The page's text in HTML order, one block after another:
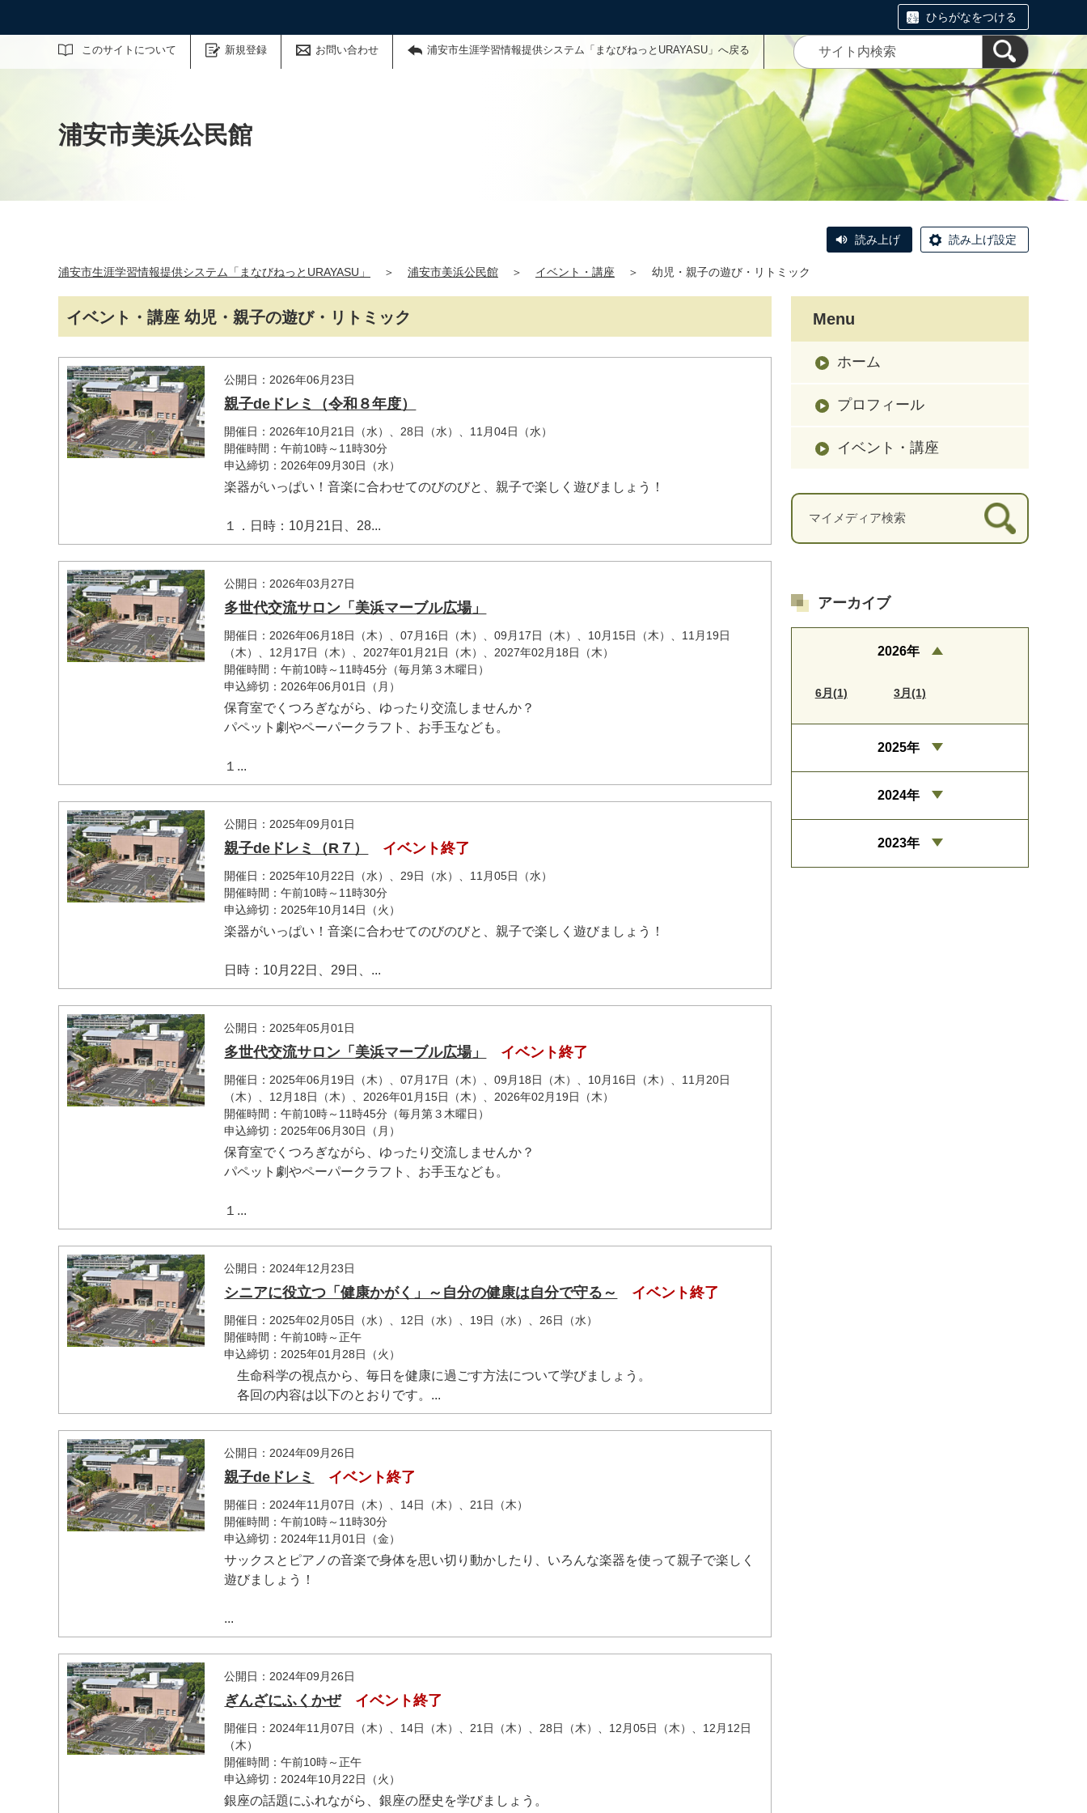
ひらがなをつける
このサイトについて 新規登録 お問い合わせ 浦安市生涯学習情報提供システム「まなびねっとURAYASU」へ戻る
サイト内検索
浦安市美浜公民館
読み上げ 読み上げ設定
浦安市生涯学習情報提供システム「まなびねっとURAYASU」 ＞ 浦安市美浜公民館 ＞ イベント・講座 ＞ 幼児・親子の遊び・リトミック
イベント・講座 幼児・親子の遊び・リトミック
公開日：2026年06月23日
親子deドレミ（令和８年度）
開催日：2026年10月21日（水）、28日（水）、11月04日（水）
開催時間：午前10時～11時30分
申込締切：2026年09月30日（水）
楽器がいっぱい！音楽に合わせてのびのびと、親子で楽しく遊びましょう！
１．日時：10月21日、28...
公開日：2026年03月27日
多世代交流サロン「美浜マーブル広場」
開催日：2026年06月18日（木）、07月16日（木）、09月17日（木）、10月15日（木）、11月19日
（木）、12月17日（木）、2027年01月21日（木）、2027年02月18日（木）
開催時間：午前10時～11時45分（毎月第３木曜日）
申込締切：2026年06月01日（月）
保育室でくつろぎながら、ゆったり交流しませんか？
パペット劇やペーパークラフト、お手玉なども。
１...
公開日：2025年09月01日
親子deドレミ（R７） イベント終了
開催日：2025年10月22日（水）、29日（水）、11月05日（水）
開催時間：午前10時～11時30分
申込締切：2025年10月14日（火）
楽器がいっぱい！音楽に合わせてのびのびと、親子で楽しく遊びましょう！
日時：10月22日、29日、...
公開日：2025年05月01日
多世代交流サロン「美浜マーブル広場」 イベント終了
開催日：2025年06月19日（木）、07月17日（木）、09月18日（木）、10月16日（木）、11月20日
（木）、12月18日（木）、2026年01月15日（木）、2026年02月19日（木）
開催時間：午前10時～11時45分（毎月第３木曜日）
申込締切：2025年06月30日（月）
保育室でくつろぎながら、ゆったり交流しませんか？
パペット劇やペーパークラフト、お手玉なども。
１...
公開日：2024年12月23日
シニアに役立つ「健康かがく」～自分の健康は自分で守る～ イベント終了
開催日：2025年02月05日（水）、12日（水）、19日（水）、26日（水）
開催時間：午前10時～正午
申込締切：2025年01月28日（火）
生命科学の視点から、毎日を健康に過ごす方法について学びましょう。
各回の内容は以下のとおりです。...
公開日：2024年09月26日
親子deドレミ イベント終了
開催日：2024年11月07日（木）、14日（木）、21日（木）
開催時間：午前10時～11時30分
申込締切：2024年11月01日（金）
サックスとピアノの音楽で身体を思い切り動かしたり、いろんな楽器を使って親子で楽しく
遊びましょう！
...
公開日：2024年09月26日
ぎんざにふくかぜ イベント終了
開催日：2024年11月07日（木）、14日（木）、21日（木）、28日（木）、12月05日（木）、12月12日
（木）
開催時間：午前10時～正午
申込締切：2024年10月22日（火）
銀座の話題にふれながら、銀座の歴史を学びましょう。
Menu
ホーム
プロフィール
イベント・講座
アーカイブ
2026年
6月(1) 3月(1)
2025年
2024年
2023年